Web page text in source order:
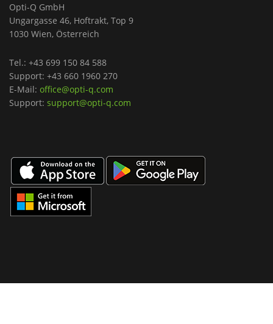
Opti-Q GmbH
Ungargasse 46, Hoftrakt, Top 9
1030 Wien, Österreich
Tel.: +43 699 150 84 588
Support: +43 660 1960 270
E-Mail: office@opti-q.com
Support: support@opti-q.com